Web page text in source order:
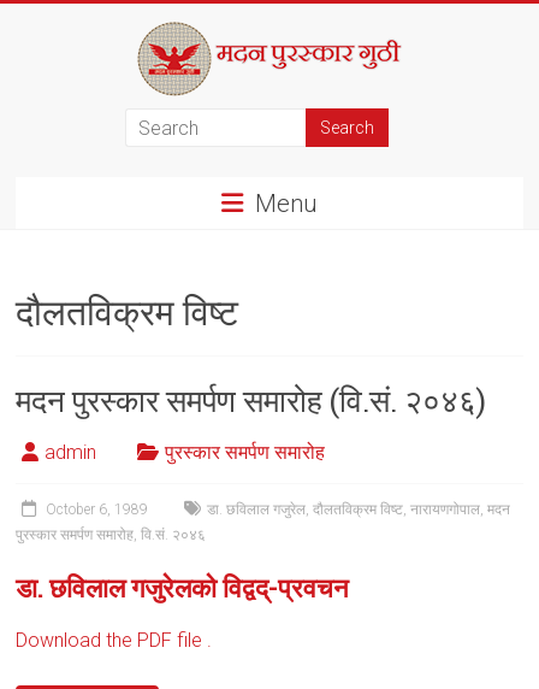
Menu
दौलतविक्रम विष्ट
मदन पुरस्कार समर्पण समारोह (वि.सं. २०४६)
admin पुरस्कार समर्पण समारोह
October 6, 1989 डा. छविलाल गजुरेल,दौलतविक्रम विष्ट,नारायणगोपाल,मदन
पुरस्कार समर्पण समारोह,वि.सं. २०४६
डा. छविलाल गजुरेलको विद्वद्-प्रवचन
Download the PDF file .